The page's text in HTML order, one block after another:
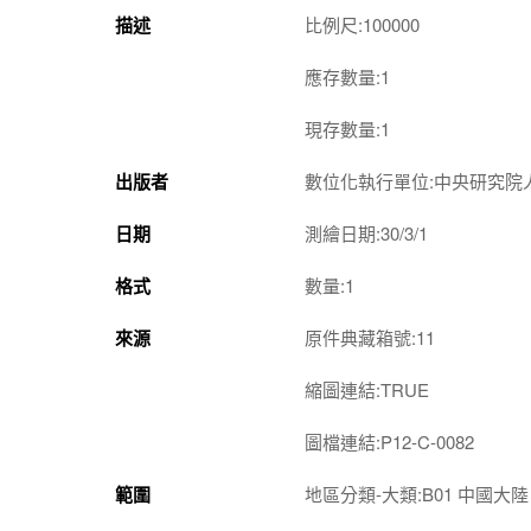
描述 比例尺:100000
應存數量:1
現存數量:1
出版者 數位化執行單位:中央研究
日期 測繪日期:30/3/1
格式 數量:1
來源 原件典藏箱號:11
縮圖連結:TRUE
圖檔連結:P12-C-0082
範圍 地區分類-大類:B01 中國大陸